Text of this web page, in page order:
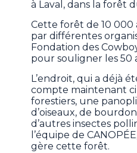
à Laval, dans la forêt
Cette forêt de 10 000
par différentes
Fondation des
pour souligner les 50
L’endroit, qui a déjà
compte maintenant
forestiers, une
d’oiseaux, de
d’autres insectes
l’équipe de
gère cette forêt.